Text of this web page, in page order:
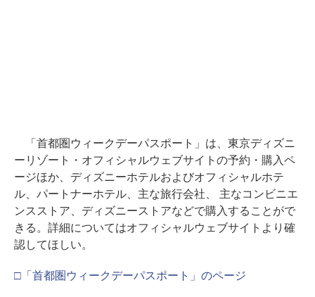
「首都圏ウィークデーパスポート」は、東京ディズニ
ーリゾート・オフィシャルウェブサイトの予約・購入ペ
ージほか、ディズニーホテルおよびオフィシャルホテ
ル、パートナーホテル、主な旅行会社、 主なコンビニエ
ンスストア、ディズニーストアなどで購入することがで
きる。詳細についてはオフィシャルウェブサイトより確
認してほしい。
□「首都圏ウィークデーパスポート」のページ